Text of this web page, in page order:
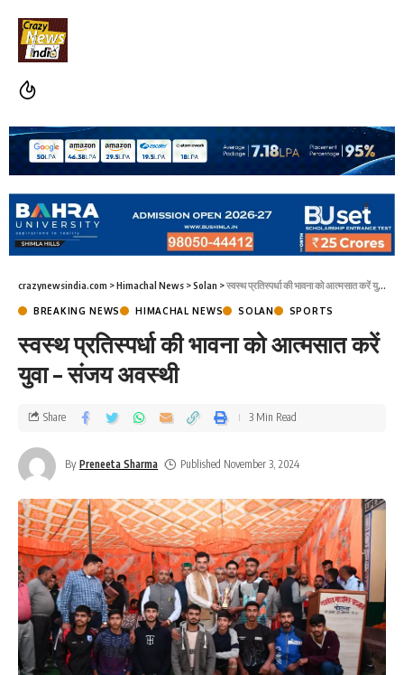
crazynewsindia.com >Himachal News >Solan >स्वस्थ प्रतिस्पर्धा की भावना को आत्मसात करें युवा – संजय अवस्थी
BREAKING NEWS HIMACHAL NEWS SOLAN SPORTS
स्वस्थ प्रतिस्पर्धा की भावना को आत्मसात करें
युवा – संजय अवस्थी
By Preneeta Sharma Published November 3, 2024
Share 3 Min Read